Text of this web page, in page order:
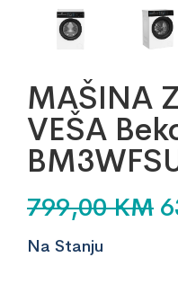
MAŠINA
VEŠA
799,00KM
Na Stanju